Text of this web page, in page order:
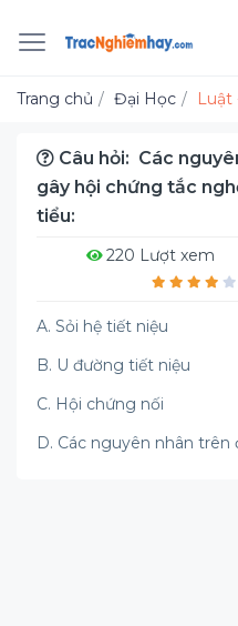
Trang chủ Đại Học Luật
Câu hỏi: Các
gây hội chứng tắc
tiểu:
220 Lượt xem
A. Sỏi hệ tiết niệu
B. U đường tiết niệu
C. Hội chứng nối
D. Các nguyên nhân trên